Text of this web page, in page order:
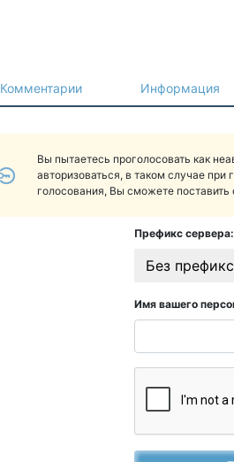
Комментарии Информация
Вы пытаетесь проголосовать как
авторизоваться, в таком случае при
голосования, Вы сможете поставить
Префикс сервера:
Без
Имя вашего